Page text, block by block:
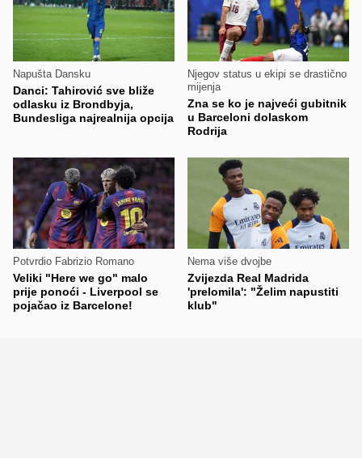
Napušta Dansku
Danci: Tahirović sve bliže
odlasku iz Brondbyja,
Bundesliga najrealnija opcija
Njegov status u ekipi se drastično
mijenja
Zna se ko je najveći gubitnik
u Barceloni dolaskom
Rodrija
Potvrdio Fabrizio Romano
Veliki "Here we go" malo
prije ponoći - Liverpool se
pojačao iz Barcelone!
Nema više dvojbe
Zvijezda Real Madrida
'prelomila': "Želim napustiti
klub"